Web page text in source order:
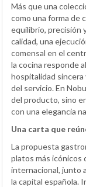
Más que una
como una forma de
equilibrio, precisión
calidad, una
comensal en el
la cocina responde
hospitalidad
del servicio. En
del producto, sino
con una elegancia
Una carta que
La propuesta
platos más icónicos
internacional, junto
la capital española.